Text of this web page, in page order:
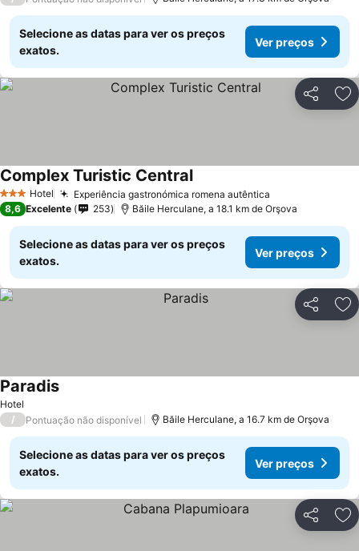
Selecione as datas para ver os preços
exatos.
Ver preços
Partilhar
3 EstrelasHotel Experiência gastronómica romena autêntica
Complex Turistic CentralVer preços
8,6 Excelente 253 Băile Herculane, a 18.1 km de Orşova
Selecione as datas para ver os preços
exatos.
Ver preços
Partilhar
Hotel
ParadisVer preços
/ Pontuação não disponível Băile Herculane, a 16.7 km de Orşova
Selecione as datas para ver os preços
exatos.
Ver preços
Partilhar